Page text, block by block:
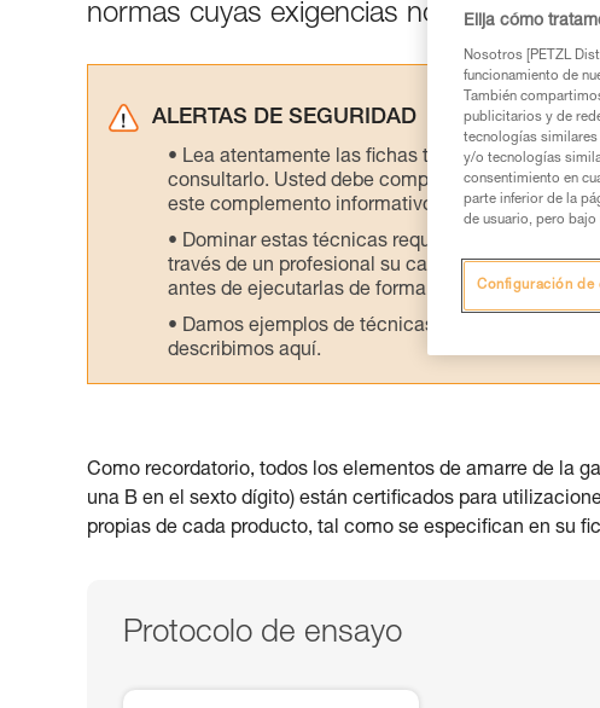
normas cuyas exigencias no son
ALERTAS DE SEGURIDAD
Lea atentamente las fichas técnicas de los
consultarlo. Usted debe comprender la
este complemento informativo.
Dominar estas técnicas requiere una
través de un profesional su capacidad para
antes de ejecutarlas de forma autónoma.
Damos ejemplos de técnicas relacionadas con
describimos aquí.
Como recordatorio, todos los elementos de amarre de la
una B en el sexto dígito) están certificados para
propias de cada producto, tal como se especifican en su
Protocolo de ensayo
Elija cómo
Nosotros [PETZL
funcionamiento de
También
publicitarios y de
tecnologías
y/o tecnologías
consentimiento en
parte inferior de la
de usuario, pero
Configuración de